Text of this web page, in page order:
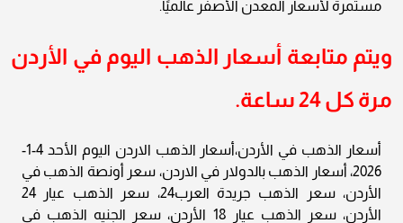
مستمرة لأسعار المعدن الأصفر عالميًا.
ويتم متابعة أسعار الذهب اليوم في الأردن
مرة كل 24 ساعة.
أسعار الذهب في الأردن،أسعار الذهب الاردن اليوم الأحد 4-1-
2026، أسعار الذهب بالدولار في الاردن، سعر أونصة الذهب في
الأردن، سعر الذهب جريدة العرب24، سعر الذهب عيار 24
الأردن، سعر الذهب عيار 18 الأردن، سعر الجنيه الذهب في